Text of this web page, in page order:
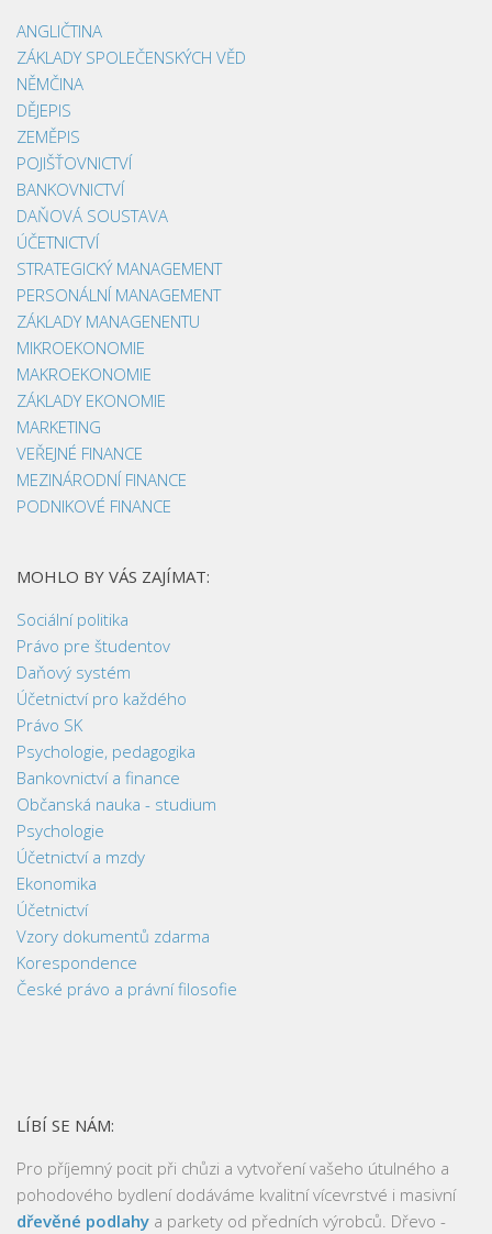
ANGLIČTINA
ZÁKLADY SPOLEČENSKÝCH VĚD
NĚMČINA
DĚJEPIS
ZEMĚPIS
POJIŠŤOVNICTVÍ
BANKOVNICTVÍ
DAŇOVÁ SOUSTAVA
ÚČETNICTVÍ
STRATEGICKÝ MANAGEMENT
PERSONÁLNÍ MANAGEMENT
ZÁKLADY MANAGENENTU
MIKROEKONOMIE
MAKROEKONOMIE
ZÁKLADY EKONOMIE
MARKETING
VEŘEJNÉ FINANCE
MEZINÁRODNÍ FINANCE
PODNIKOVÉ FINANCE
MOHLO BY VÁS ZAJÍMAT:
Sociální politika
Právo pre študentov
Daňový systém
Účetnictví pro každého
Právo SK
Psychologie, pedagogika
Bankovnictví a finance
Občanská nauka - studium
Psychologie
Účetnictví a mzdy
Ekonomika
Účetnictví
Vzory dokumentů zdarma
Korespondence
České právo a právní filosofie
LÍBÍ SE NÁM:
Pro příjemný pocit při chůzi a vytvoření vašeho útulného a
pohodového bydlení dodáváme kvalitní vícevrstvé i masivní
dřevěné podlahy a parkety od předních výrobců. Dřevo -